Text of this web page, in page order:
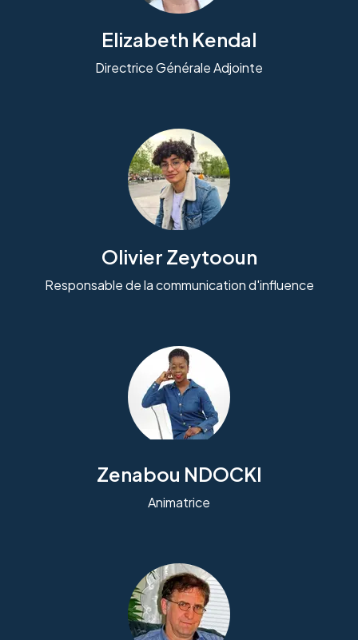
Elizabeth Kendal
Directrice Générale Adjointe
Olivier Zeytooun
Responsable de la communication d'influence
Zenabou NDOCKI
Animatrice